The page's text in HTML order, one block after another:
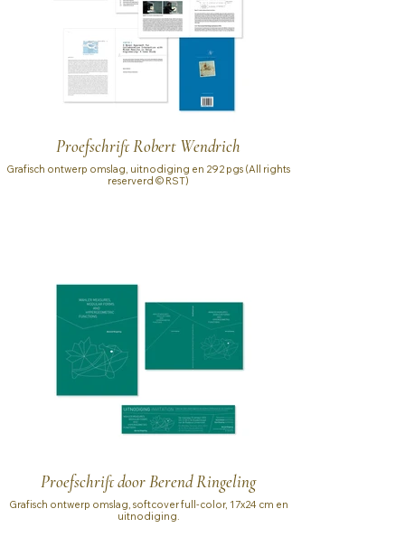
Proefschrift Robert Wendrich
Grafisch ontwerp omslag, uitnodiging en 292 pgs (All rights
reserverd © RST)
Proefschrift door Berend Ringeling
Grafisch ontwerp omslag, softcover full-color, 17x24 cm en
uitnodiging.